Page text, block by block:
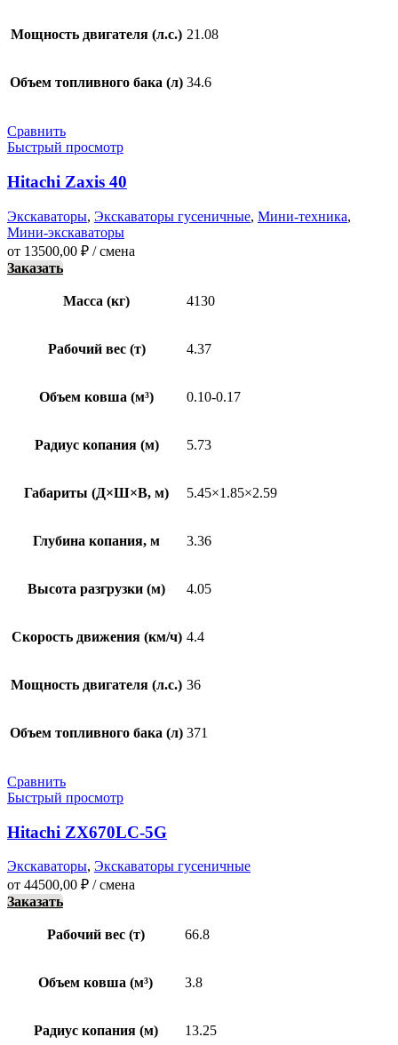
Мощность двигателя (л.с.) 21.08
Объем топливного бака (л) 34.6
Сравнить
Быстрый просмотр
Hitachi Zaxis 40
Экскаваторы, Экскаваторы гусеничные, Мини-техника,
Мини-экскаваторы
от 13500,00 ₽ / смена
Заказать
Масса (кг) 4130
Рабочий вес (т) 4.37
Объем ковша (м³) 0.10-0.17
Радиус копания (м) 5.73
Габариты (Д×Ш×В, м) 5.45×1.85×2.59
Глубина копания, м 3.36
Высота разгрузки (м) 4.05
Скорость движения (км/ч) 4.4
Мощность двигателя (л.с.) 36
Объем топливного бака (л) 371
Сравнить
Быстрый просмотр
Hitachi ZX670LC-5G
Экскаваторы, Экскаваторы гусеничные
от 44500,00 ₽ / смена
Заказать
Рабочий вес (т) 66.8
Объем ковша (м³) 3.8
Радиус копания (м) 13.25